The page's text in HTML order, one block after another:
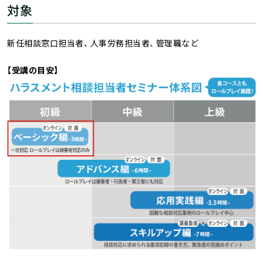
対象
新任相談窓口担当者、 人事労務担当者、 管理職など
【受講の目安】